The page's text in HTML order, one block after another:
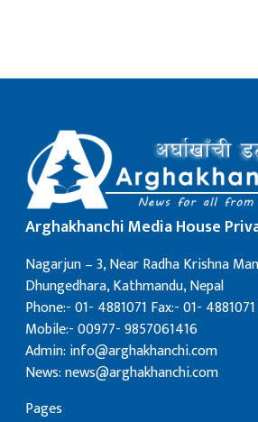
News
Arghakhanchi Media House
Nagarjun – 3, Near Radha Krishna
Dhungedhara, Kathmandu, Nepal
Phone:- 01- 4881071 Fax:- 01- 4881071
Mobile:- 00977- 9857061416
Admin: info@arghakhanchi.com
News: news@arghakhanchi.com
Pages